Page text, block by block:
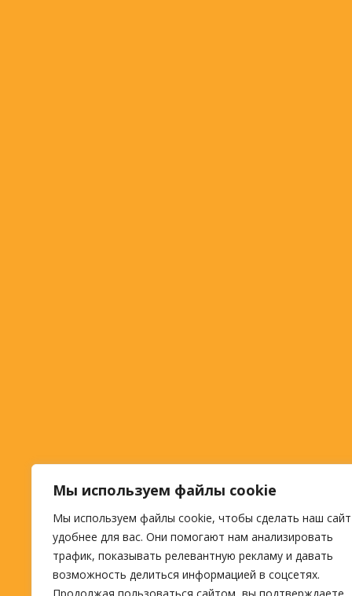
Мы используем файлы cookie
Мы используем файлы cookie, чтобы сделать наш сайт
удобнее для вас. Они помогают нам анализировать
трафик, показывать релевантную рекламу и давать
возможность делиться информацией в соцсетях.